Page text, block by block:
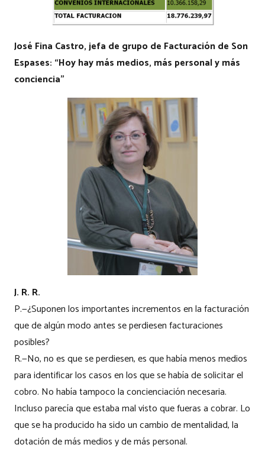
José Fina Castro, jefa de grupo de Facturación de Son
Espases: “Hoy hay más medios, más personal y más
conciencia”
J. R. R.
P.—¿Suponen los importantes incrementos en la facturación
que de algún modo antes se perdiesen facturaciones
posibles?
R.—No, no es que se perdiesen, es que había menos medios
para identificar los casos en los que se había de solicitar el
cobro. No había tampoco la concienciación necesaria.
Incluso parecía que estaba mal visto que fueras a cobrar. Lo
que se ha producido ha sido un cambio de mentalidad, la
dotación de más medios y de más personal.